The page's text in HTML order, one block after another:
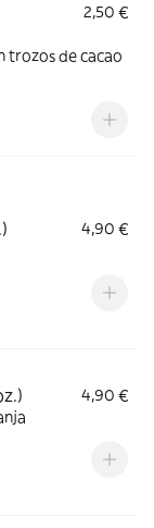
2,50 €
trozos de cacao
4,90 €
4,90 €